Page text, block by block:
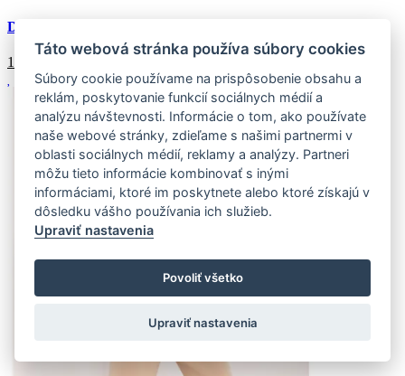
Dámske tepláky FASHIONCORE Ružová
17.46
Táto webová stránka používa súbory cookies
Súbory cookie používame na prispôsobenie obsahu a
reklám, poskytovanie funkcií sociálnych médií a
analýzu návštevnosti. Informácie o tom, ako používate
naše webové stránky, zdieľame s našimi partnermi v
oblasti sociálnych médií, reklamy a analýzy. Partneri
môžu tieto informácie kombinovať s inými
informáciami, ktoré im poskytnete alebo ktoré získajú v
dôsledku vášho používania ich služieb.
Upraviť nastavenia
Povoliť všetko
Upraviť nastavenia